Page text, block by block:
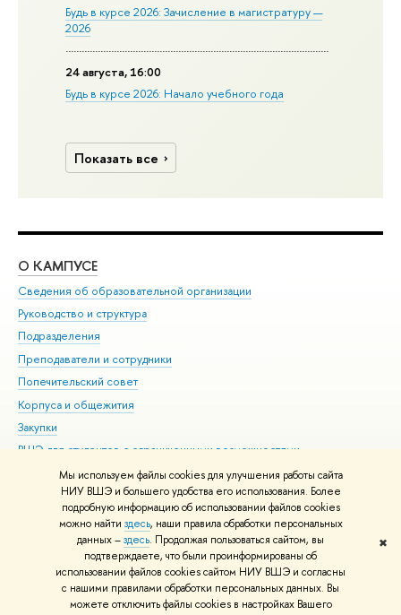
Мы используем файлы cookies для улучшения работы сайта
НИУ ВШЭ и большего удобства его использования. Более
подробную информацию об использовании файлов cookies
можно найти здесь, наши правила обработки персональных
данных –здесь. Продолжая пользоваться сайтом, вы
подтверждаете, что были проинформированы об
использовании файлов cookies сайтом НИУ ВШЭ и согласны
с нашими правилами обработки персональных данных. Вы
можете отключить файлы cookies в настройках Вашего
✖
Будь в курсе 2026: Зачисление в магистратуру —
2026
24 августа, 16:00
Будь в курсе 2026: Начало учебного года
Показать все
О КАМПУСЕ
Сведения об образовательной организации
Руководство и структура
Подразделения
Преподаватели и сотрудники
Попечительский совет
Корпуса и общежития
Закупки
ВШЭ для студентов с ограниченными возможностями
здоровья и инвалидностью
Версия для слабовидящих
Единая платежная страница
© НИУ ВШЭ 1993–2026 Адреса и контакты Условия использования
материалов Политика конфиденциальности Карта сайта
Шрифты HSE Sans и HSE Slab разработаны вШколе дизайна НИУ ВШЭ